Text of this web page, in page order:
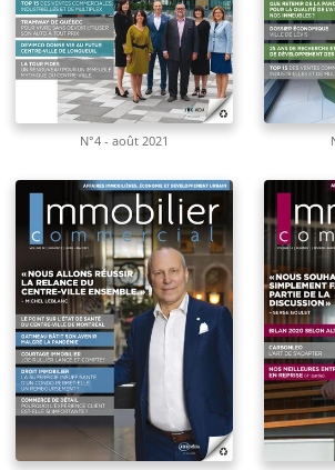
N°4 - août 2021